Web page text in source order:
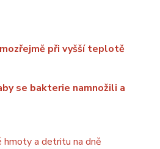
při vyšší teplotě
se bakterie namnožili a
hmoty a detritu na dně